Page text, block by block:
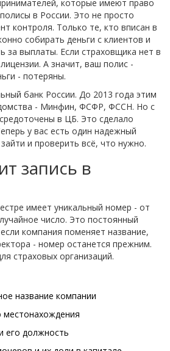
которые имеют право
в России. Это не просто
контроля. Только те, кто вписан в
собирать деньги с клиентов и
за выплаты. Если страховщика нет в
А значит, ваш полис -
- потеряны.
банк России. До 2013 года этим
- Минфин, ФСФР, ФССН. Но с
в ЦБ. Это сделало
у вас есть один надежный
и проверить всё, что нужно.
запись в
имеет уникальный номер - от
число. Это постоянный
компания поменяет название,
- номер останется прежним.
страховых организаций.
название компании
местонахождения
его должность